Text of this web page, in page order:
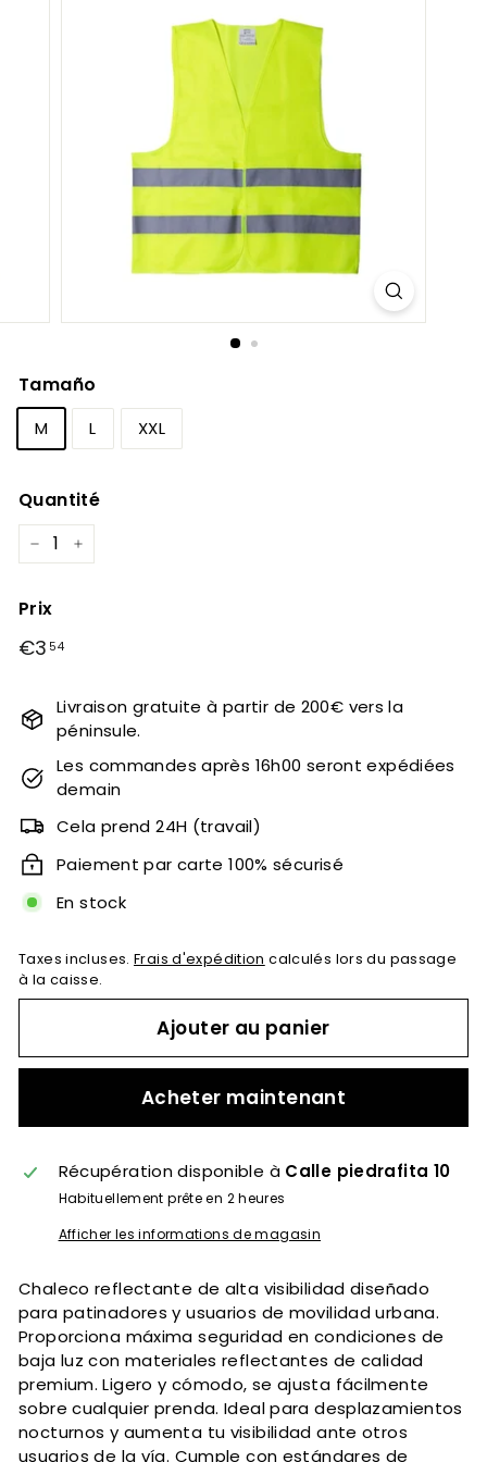
Tamaño
M L XXL
Quantité
− +
Prix
Prix
€3 54
Livraison gratuite à partir de 200€ vers la
péninsule.
Les commandes après 16h00 seront expédiées
demain
Cela prend 24H (travail)
Paiement par carte 100% sécurisé
En stock
Taxes incluses. Frais d'expédition calculés lors du passage
à la caisse.
Ajouter au panier
Acheter maintenant
Récupération disponible à Calle piedrafita 10
Habituellement prête en 2 heures
Afficher les informations de magasin
Chaleco reflectante de alta visibilidad diseñado
para patinadores y usuarios de movilidad urbana.
Proporciona máxima seguridad en condiciones de
baja luz con materiales reflectantes de calidad
premium. Ligero y cómodo, se ajusta fácilmente
sobre cualquier prenda. Ideal para desplazamientos
nocturnos y aumenta tu visibilidad ante otros
usuarios de la vía. Cumple con estándares de